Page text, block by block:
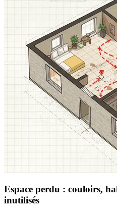
Espace perdu : couloirs,
inutilisés